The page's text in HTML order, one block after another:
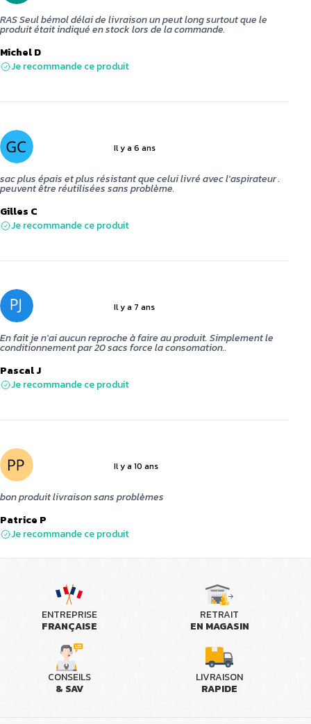
RAS Seul bémol délai de livraison un peut long surtout que le
produit était indiqué en stock lors de la commande.
Michel D
Je recommande ce produit
Il y a 6 ans
sac plus épais et plus résistant que celui livré avec l'aspirateur .
peuvent être réutilisées sans problème.
Gilles C
Je recommande ce produit
Il y a 7 ans
En fait je n'ai aucun reproche à faire au produit. Simplement le
conditionnement par 20 sacs force la consomation..
Pascal J
Je recommande ce produit
Il y a 10 ans
bon produit livraison sans problèmes
Patrice P
Je recommande ce produit
ENTREPRISE
FRANÇAISE
RETRAIT
EN MAGASIN
CONSEILS
& SAV
LIVRAISON
RAPIDE